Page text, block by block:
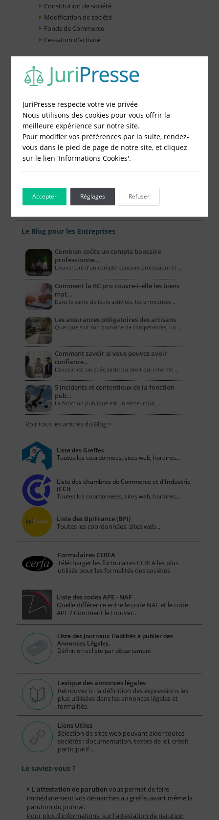
Constitution de société
Modification de société
Fonds de Commerce
Cessation d'activité
Le Blog pour les Entreprises
Combien coûte un compte bancaire
professionne…
L’ouverture d’un compte bancaire professionnel …
Comment la RC pro couvre-t-elle les biens
mat…
Dans le cadre de leurs activités, les entreprises …
Les assurances obligatoires des artisans
Quel que soit son domaine de compétences, un …
Comment savoir si vous pouvez avoir
confiance…
L'avocat est un spécialiste du droit qui informe …
5 incidents et contentieux de la fonction
pub…
La fonction publique est un secteur qui, …
Voir tous les articles du Blog >
Liste des Greffes
Toutes les coordonnées, sites web, horaires...
Liste des chambres de Commerce et d'Industrie
(CCI)
Toutes les coordonnées, sites web, horaires...
Liste des BpiFrance (BPI)
Toutes les coordonnées, sites web...
Formulaires CERFA
Télécharger les formulaires CERFA les plus
utilisés pour les formalités des sociétés
Liste des codes APE - NAF
Quelle différence entre le code NAF et le code
APE ? Comment le trouver…
Liste des Journaux Habilités à publier des
Annonces Légales.
Définition et liste par département
Lexique des annonces légales
Retrouvez ici la définition des expressions les
plus utilisées dans les annonces légales et
formalités.
Liens Utiles
Sélection de sites web pouvant aider toutes
sociétés : documentation, textes de loi, crédit
participatif ...
Le saviez-vous ?
L'attestation de parution vous permet de faire
immédiatement vos démarches au greffe, avant même la
parution du journal.
Pour plus d'informations, sur l'attestation de parution
JuriPresse respecte votre vie privée
Nous utilisons des cookies pour vous offrir la
meilleure expérience sur notre site.
Pour modifier vos préférences par la suite, rendez-
vous dans le pied de page de notre site, et cliquez
sur le lien 'Informations Cookies'.
Accepter Refuser
Réglages